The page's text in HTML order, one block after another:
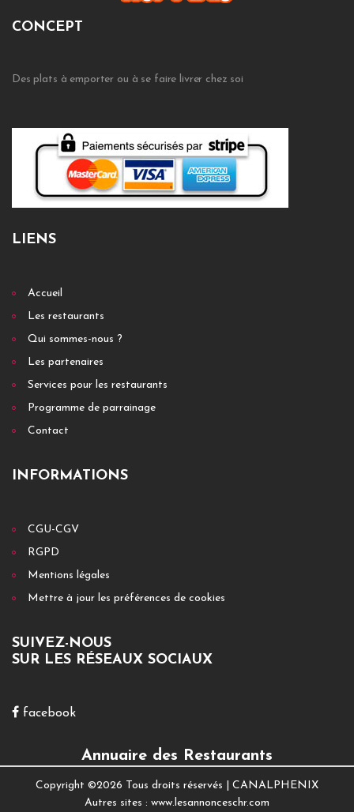
CONCEPT
Des plats à emporter ou à se faire livrer chez soi
LIENS
Accueil
Les restaurants
Qui sommes-nous ?
Les partenaires
Services pour les restaurants
Programme de parrainage
Contact
INFORMATIONS
CGU-CGV
RGPD
Mentions légales
Mettre à jour les préférences de cookies
SUIVEZ-NOUS
SUR LES RÉSEAUX SOCIAUX
facebook
Annuaire des Restaurants
Copyright ©2026 Tous droits réservés | CANALPHENIX
Autres sites : www.lesannonceschr.com